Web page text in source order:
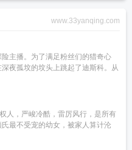
www.33yanqing.com
主播。为了满足粉丝们的猎奇心
夜孤坟的坟头上跳起了迪斯科。从
人，严峻冷酷，雷厉风行，是所有
最不受宠的幼女，被家人算计沦